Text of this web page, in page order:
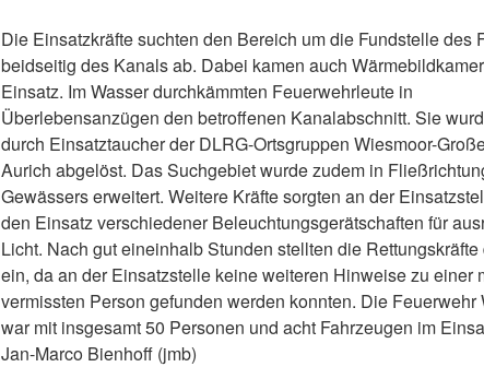
Die Einsatzkräfte suchten den Bereich um die Fundstelle des
beidseitig des Kanals ab. Dabei kamen auch
Einsatz. Im Wasser durchkämmten Feuerwehrleute in
Überlebensanzügen den betroffenen Kanalabschnitt. Sie
durch Einsatztaucher der DLRG-Ortsgruppen Wiesmoor-
Aurich abgelöst. Das Suchgebiet wurde zudem in
Gewässers erweitert. Weitere Kräfte sorgten an der
den Einsatz verschiedener Beleuchtungsgerätschaften für
Licht. Nach gut eineinhalb Stunden stellten die
ein, da an der Einsatzstelle keine weiteren Hinweise zu einer
vermissten Person gefunden werden konnten. Die Feuerwehr
war mit insgesamt 50 Personen und acht Fahrzeugen im
Jan-Marco Bienhoff (jmb)